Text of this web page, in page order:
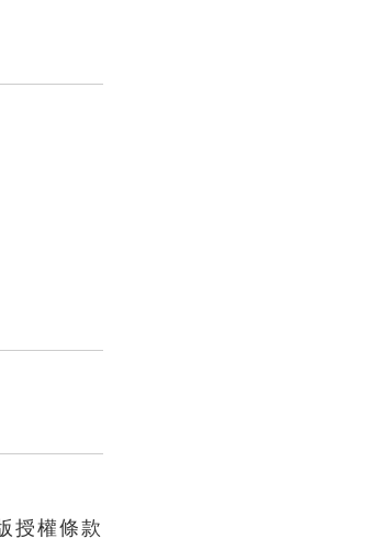
授權條款